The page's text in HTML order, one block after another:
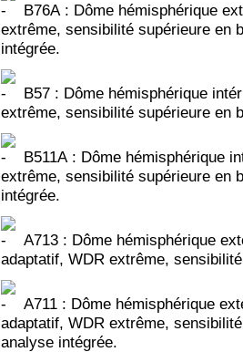
B76A : Dôme hémisphérique
extrême, sensibilité supérieure en
intégrée.
B57 : Dôme hémisphérique
extrême, sensibilité supérieure en
B511A : Dôme hémisphérique
extrême, sensibilité supérieure en
intégrée.
A713 : Dôme hémisphérique
adaptatif, WDR extrême,
A711 : Dôme hémisphérique
adaptatif, WDR extrême,
analyse intégrée.